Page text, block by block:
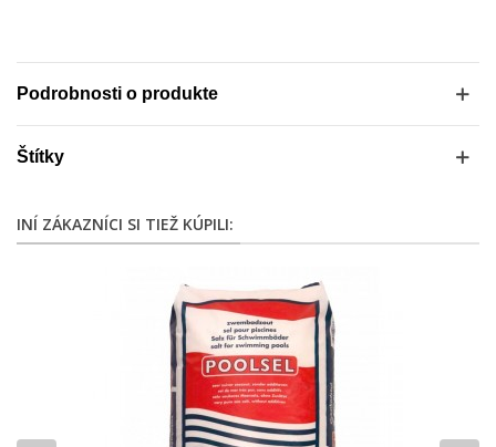
Podrobnosti o produkte
Štítky
INÍ ZÁKAZNÍCI SI TIEŽ KÚPILI: